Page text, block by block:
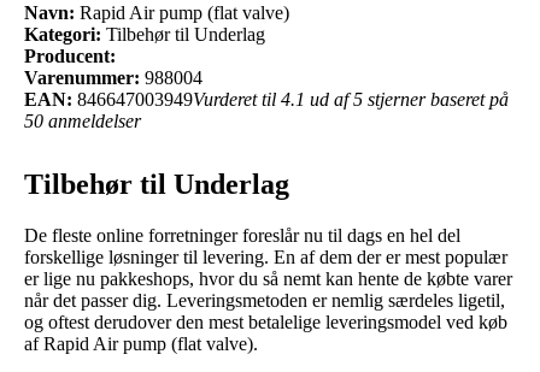
Navn: Rapid Air pump (flat valve)
Kategori: Tilbehør til Underlag
Producent:
Varenummer: 988004
EAN: 846647003949Vurderet til 4.1 ud af 5 stjerner baseret på
50 anmeldelser
Tilbehør til Underlag
De fleste online forretninger foreslår nu til dags en hel del
forskellige løsninger til levering. En af dem der er mest populær
er lige nu pakkeshops, hvor du så nemt kan hente de købte varer
når det passer dig. Leveringsmetoden er nemlig særdeles ligetil,
og oftest derudover den mest betalelige leveringsmodel ved køb
af Rapid Air pump (flat valve).